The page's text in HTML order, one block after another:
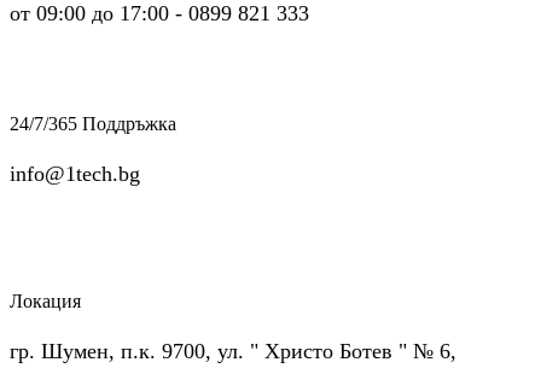
от 09:00 до 17:00 - 0899 821 333
24/7/365 Поддръжка
info@1tech.bg
Локация
гр. Шумен, п.к. 9700, ул. " Христо Ботев " № 6,